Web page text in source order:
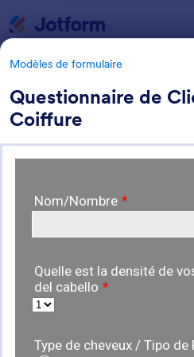
Modèles de formulaire
Questionnaire de
Coiffure
20+ modèles et
questionnaires
Catégories des modèles de